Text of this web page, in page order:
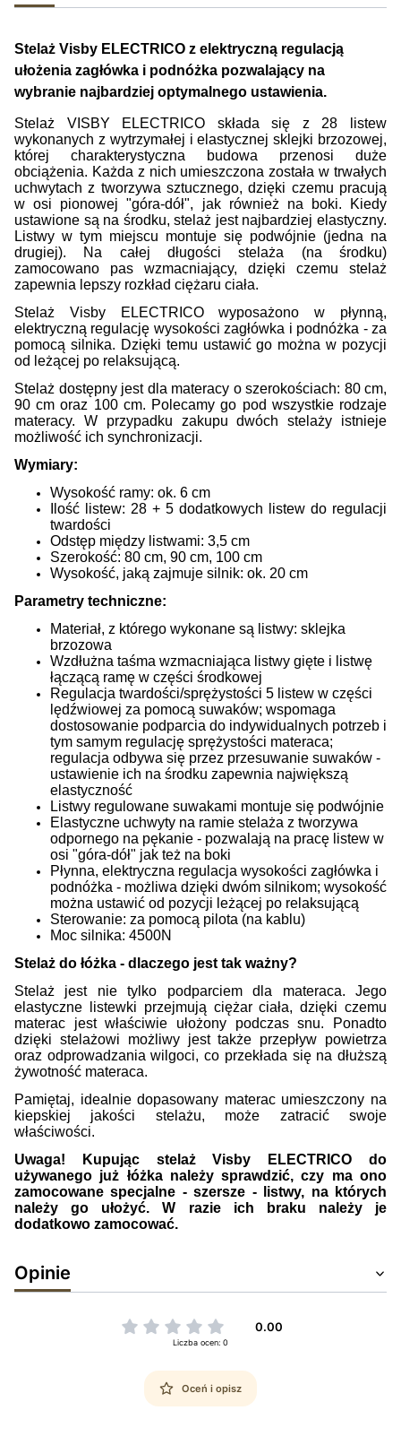
Stelaż Visby ELECTRICO z elektryczną regulacją
ułożenia zagłówka i podnóżka pozwalający na
wybranie najbardziej optymalnego ustawienia.
Stelaż VISBY ELECTRICO składa się z 28 listew
wykonanych z wytrzymałej i elastycznej sklejki brzozowej,
której charakterystyczna budowa przenosi duże
obciążenia. Każda z nich umieszczona została w trwałych
uchwytach z tworzywa sztucznego, dzięki czemu pracują
w osi pionowej "góra-dół", jak również na boki. Kiedy
ustawione są na środku, stelaż jest najbardziej elastyczny.
Listwy w tym miejscu montuje się podwójnie (jedna na
drugiej). Na całej długości stelaża (na środku)
zamocowano pas wzmacniający, dzięki czemu stelaż
zapewnia lepszy rozkład ciężaru ciała.
Stelaż Visby ELECTRICO wyposażono w płynną,
elektryczną regulację wysokości zagłówka i podnóżka - za
pomocą silnika. Dzięki temu ustawić go można w pozycji
od leżącej po relaksującą.
Stelaż dostępny jest dla materacy o szerokościach: 80 cm,
90 cm oraz 100 cm. Polecamy go pod wszystkie rodzaje
materacy. W przypadku zakupu dwóch stelaży istnieje
możliwość ich synchronizacji.
Wymiary:
Wysokość ramy: ok. 6 cm
Ilość listew: 28 + 5 dodatkowych listew do regulacji
twardości
Odstęp między listwami: 3,5 cm
Szerokość: 80 cm, 90 cm, 100 cm
Wysokość, jaką zajmuje silnik: ok. 20 cm
Parametry techniczne:
Materiał, z którego wykonane są listwy: sklejka
brzozowa
Wzdłużna taśma wzmacniająca listwy gięte i listwę
łączącą ramę w części środkowej
Regulacja twardości/sprężystości 5 listew w części
lędźwiowej za pomocą suwaków; wspomaga
dostosowanie podparcia do indywidualnych potrzeb i
tym samym regulację sprężystości materaca;
regulacja odbywa się przez przesuwanie suwaków -
ustawienie ich na środku zapewnia największą
elastyczność
Listwy regulowane suwakami montuje się podwójnie
Elastyczne uchwyty na ramie stelaża z tworzywa
odpornego na pękanie - pozwalają na pracę listew w
osi "góra-dół" jak też na boki
Płynna, elektryczna regulacja wysokości zagłówka i
podnóżka - możliwa dzięki dwóm silnikom; wysokość
można ustawić od pozycji leżącej po relaksującą
Sterowanie: za pomocą pilota (na kablu)
Moc silnika: 4500N
Stelaż do łóżka - dlaczego jest tak ważny?
Stelaż jest nie tylko podparciem dla materaca. Jego
elastyczne listewki przejmują ciężar ciała, dzięki czemu
materac jest właściwie ułożony podczas snu. Ponadto
dzięki stelażowi możliwy jest także przepływ powietrza
oraz odprowadzania wilgoci, co przekłada się na dłuższą
żywotność materaca.
Pamiętaj, idealnie dopasowany materac umieszczony na
kiepskiej jakości stelażu, może zatracić swoje
właściwości.
Uwaga! Kupując stelaż Visby ELECTRICO do
używanego już łóżka należy sprawdzić, czy ma ono
zamocowane specjalne - szersze - listwy, na których
należy go ułożyć. W razie ich braku należy je
dodatkowo zamocować.
Opinie
0.00
Liczba ocen: 0
Oceń i opisz